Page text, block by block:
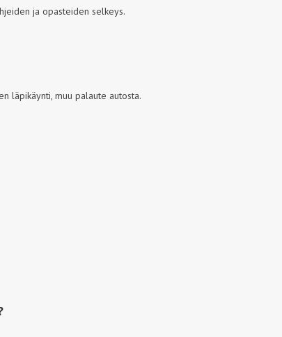
ja opasteiden selkeys.
läpikäynti, muu palaute autosta.